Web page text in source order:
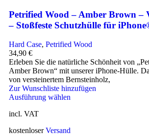
Petrified Wood – Amber Brown –
– Stoßfeste Schutzhülle für
Hard Case, Petrified Wood
34,90 €
Erleben Sie die natürliche Schönheit von
Amber Brown“ mit unserer iPhone-Hülle.
von versteinertem Bernsteinholz,
Zur Wunschliste hinzufügen
Ausführung wählen
incl. VAT
kostenloserVersand